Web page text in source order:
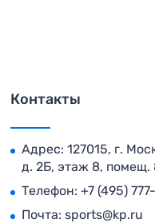
Контакты
Адрес: 127015, г.
д. 2Б, этаж 8, помещ.
Телефон: +7 (495)
Почта: sports@kp.ru